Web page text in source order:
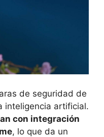
de seguridad de
inteligencia artificial.
con integración
, lo que da un